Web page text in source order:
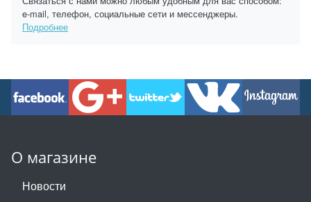
e-mail, телефон, социальные сети и мессенджеры.
Подробнее
О магазине
Новости